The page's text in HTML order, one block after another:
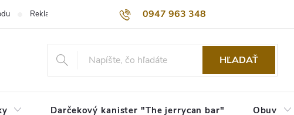
0947 963 348
Reklamačný poriadok Obchodné podmienky
HĽADAŤ
Darčekový kanister "The jerrycan bar" Obuv